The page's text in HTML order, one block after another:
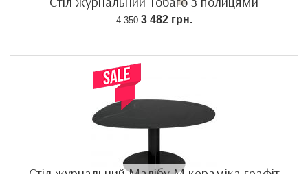
4 3503 482 грн.